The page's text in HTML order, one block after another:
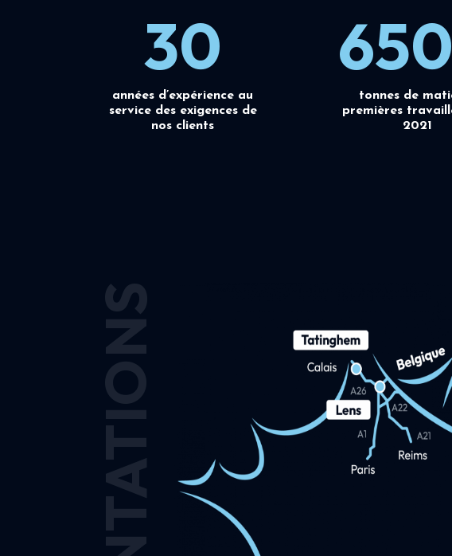
30
années d’expérience au
service des exigences de
nos clients
tonnes de
premières
2021